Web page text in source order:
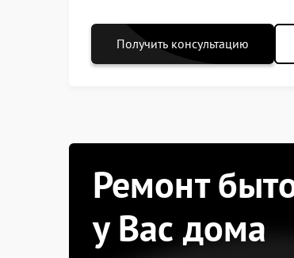
Получить консультацию
Ремонт
у Вас дома